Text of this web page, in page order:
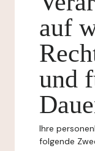
auf
und
Ihre
folgende